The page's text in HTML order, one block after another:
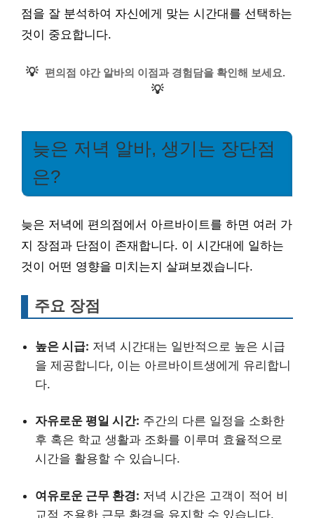
점을 잘 분석하여 자신에게 맞는 시간대를 선택하는
것이 중요합니다.
💡 편의점 야간 알바의 이점과 경험담을 확인해 보세요.
💡
늦은 저녁 알바, 생기는 장단점
은?
늦은 저녁에 편의점에서 아르바이트를 하면 여러 가
지 장점과 단점이 존재합니다. 이 시간대에 일하는
것이 어떤 영향을 미치는지 살펴보겠습니다.
주요 장점
높은 시급: 저녁 시간대는 일반적으로 높은 시급
을 제공합니다, 이는 아르바이트생에게 유리합니
다.
자유로운 평일 시간: 주간의 다른 일정을 소화한
후 혹은 학교 생활과 조화를 이루며 효율적으로
시간을 활용할 수 있습니다.
여유로운 근무 환경: 저녁 시간은 고객이 적어 비
교적 조용한 근무 환경을 유지할 수 있습니다.